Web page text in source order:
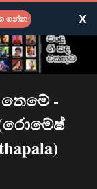
-
(රොමේෂ්
ගන්න X